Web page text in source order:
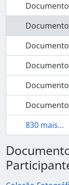
830 mais...